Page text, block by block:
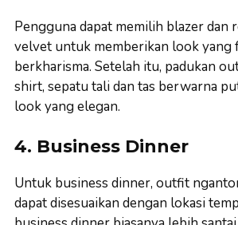
Pengguna dapat memilih blazer dan
velvet untuk memberikan look yang
berkharisma. Setelah itu, padukan
shirt, sepatu tali dan tas berwarna
look yang elegan.
4. Business Dinner
Untuk business dinner, outfit
dapat disesuaikan dengan lokasi